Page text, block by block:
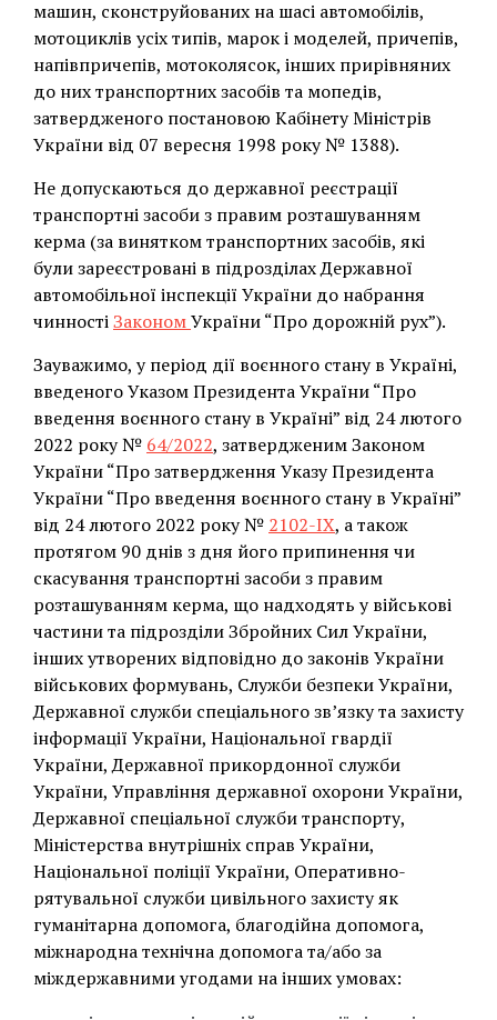
машин, сконструйованих на шасі автомобілів,
мотоциклів усіх типів, марок і моделей, причепів,
напівпричепів, мотоколясок, інших прирівняних
до них транспортних засобів та мопедів,
затвердженого постановою Кабінету Міністрів
України від 07 вересня 1998 року № 1388).
Не допускаються до державної реєстрації
транспортні засоби з правим розташуванням
керма (за винятком транспортних засобів, які
були зареєстровані в підрозділах Державної
автомобільної інспекції України до набрання
чинностіЗакономУкраїни “Про дорожній рух”).
Зауважимо, у період дії воєнного стану в Україні,
введеного Указом Президента України “Про
введення воєнного стану в Україні” від 24 лютого
2022 року № 64/2022, затвердженим Законом
України “Про затвердження Указу Президента
України “Про введення воєнного стану в Україні”
від 24 лютого 2022 року № 2102-IX, а також
протягом 90 днів з дня його припинення чи
скасування транспортні засоби з правим
розташуванням керма, що надходять у військові
частини та підрозділи Збройних Сил України,
інших утворених відповідно до законів України
військових формувань, Служби безпеки України,
Державної служби спеціального зв’язку та захисту
інформації України, Національної гвардії
України, Державної прикордонної служби
України, Управління державної охорони України,
Державної спеціальної служби транспорту,
Міністерства внутрішніх справ України,
Національної поліції України, Оперативно-
рятувальної служби цивільного захисту як
гуманітарна допомога, благодійна допомога,
міжнародна технічна допомога та/або за
міждержавними угодами на інших умовах: